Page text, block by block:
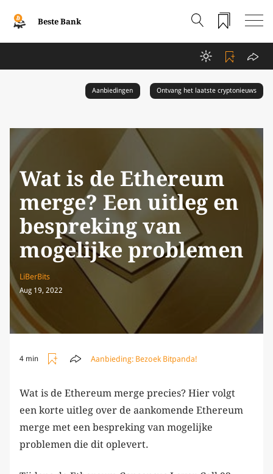
Beste Bank
Aanbiedingen Ontvang het laatste cryptonieuws
Wat is de Ethereum
merge? Een uitleg en
bespreking van
mogelijke problemen
LiBerBits
Aug 19, 2022
4 min Aanbieding: Bezoek Bitpanda!
Wat is de Ethereum merge precies? Hier volgt
een korte uitleg over de aankomende Ethereum
merge met een bespreking van mogelijke
problemen die dit oplevert.